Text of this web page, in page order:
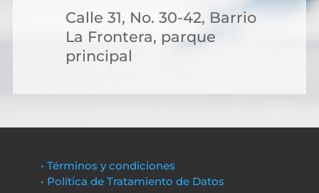
Calle 31, No. 30-42, Barrio
La Frontera, parque
principal
• Términos y condiciones
• Política de Tratamiento de Datos